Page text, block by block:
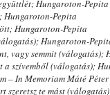
Hungaroton-Pepita
Hungaroton-Pepita
Hungaroton-Pepita
Hungaroton-
vagy semmit (válogatás);
a szívemből (válogatás);
– In Memoriam Máté
szeretsz te mást